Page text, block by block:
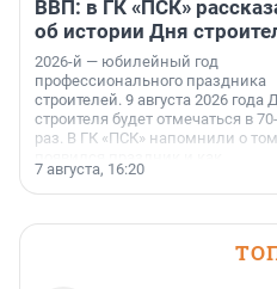
ВВП: в ГК «ПСК»
об истории Дня
2026-й — юбилейный год
профессионального праздника
строителей. 9 августа 2026 года
строителя будет отмечаться в
раз. В ГК «ПСК» напомнили о
поменялась роль строительства.
7 августа, 16:20